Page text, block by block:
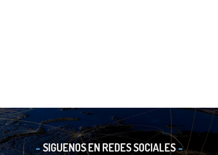
SIGUENOS EN REDES SOCIALES